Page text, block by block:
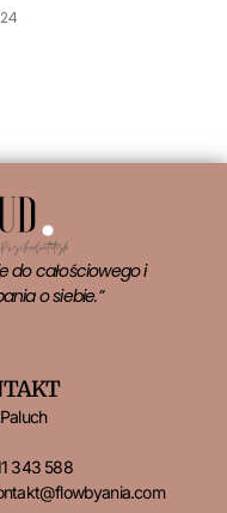
do całościowego i
o siebie.”
343 588